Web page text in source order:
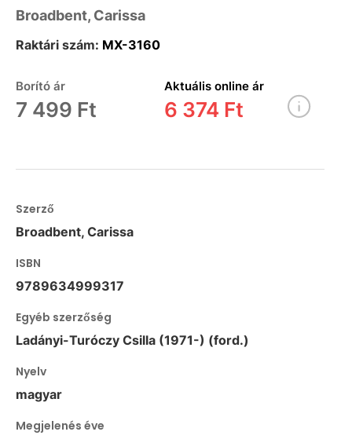
Broadbent, Carissa
Raktári szám: MX-3160
Borító ár
7 499 Ft
Aktuális online ár
6 374 Ft
Szerző
Broadbent, Carissa
ISBN
9789634999317
Egyéb szerzőség
Ladányi-Turóczy Csilla (1971-) (ford.)
Nyelv
magyar
Megjelenés éve